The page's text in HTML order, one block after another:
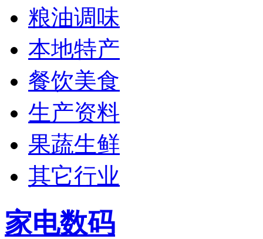
粮油调味
本地特产
餐饮美食
生产资料
果蔬生鲜
其它行业
家电数码